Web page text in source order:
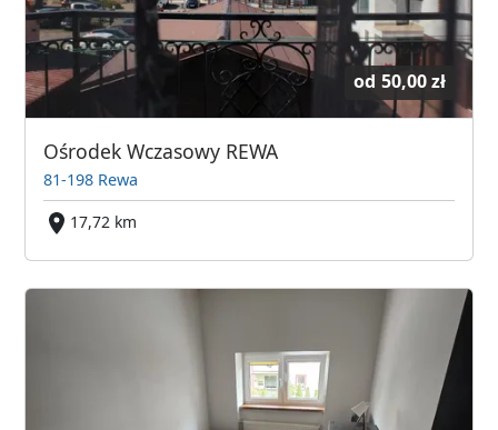
od 50,00 zł
Ośrodek Wczasowy REWA
81-198 Rewa
17,72 km